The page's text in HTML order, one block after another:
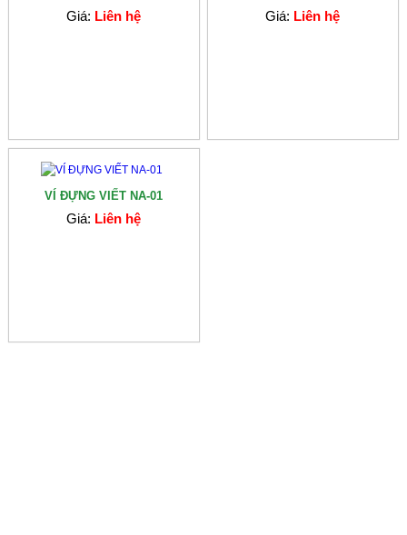
Giá: Liên hệ Giá: Liên hệ
VÍ ĐỰNG VIẾT NA-01
Giá: Liên hệ